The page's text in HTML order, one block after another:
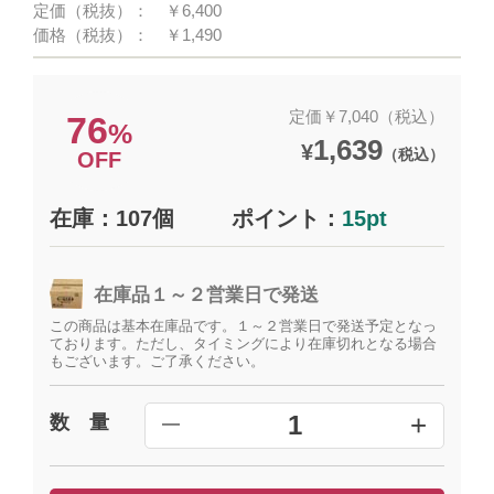
定価（税抜）：
￥6,400
価格（税抜）：
￥1,490
76%
OFF
定価￥7,040（税込）
¥1,639（税込）
在庫：107個 ポイント： 15pt
在庫品１～２営業日で発送
この商品は基本在庫品です。１～２営業日で発送予定となっ
ております。ただし、タイミングにより在庫切れとなる場合
もございます。ご了承ください。
数 量 ━ 1 +